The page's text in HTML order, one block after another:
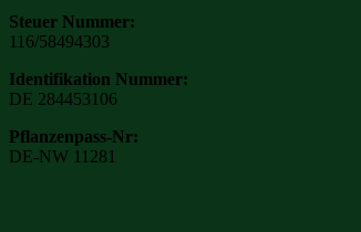
Steuer Nummer:
116/58494303
Identifikation Nummer:
DE 284453106
Pflanzenpass-Nr:
DE-NW 11281